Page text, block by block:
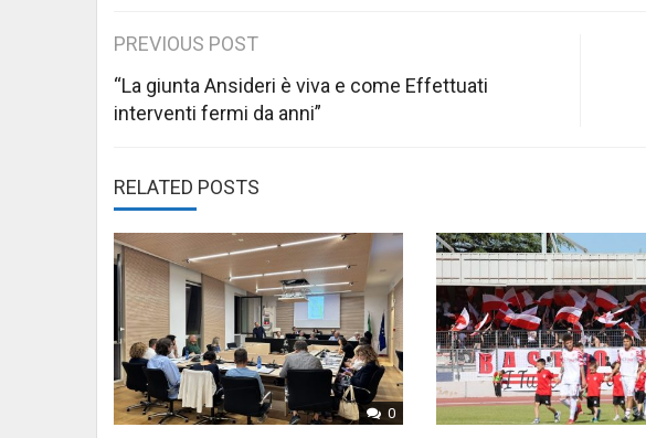
Post
navigation
PREVIOUS POST
“La giunta Ansideri è viva e come Effettuati
interventi fermi da anni”
RELATED POSTS
0